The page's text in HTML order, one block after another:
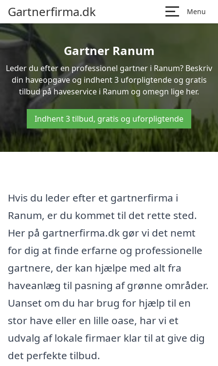
Gartnerfirma.dk Menu
Gartner Ranum
Leder du efter en professionel gartner i Ranum? Beskriv
din haveopgave og indhent 3 uforpligtende og gratis
tilbud på haveservice i Ranum og omegn lige her.
Indhent 3 tilbud, gratis og uforpligtende
Hvis du leder efter et gartnerfirma i
Ranum, er du kommet til det rette sted.
Her på gartnerfirma.dk gør vi det nemt
for dig at finde erfarne og professionelle
gartnere, der kan hjælpe med alt fra
haveanlæg til pasning af grønne områder.
Uanset om du har brug for hjælp til en
stor have eller en lille oase, har vi et
udvalg af lokale firmaer klar til at give dig
det perfekte tilbud.